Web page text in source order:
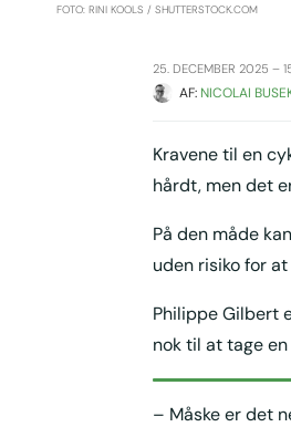
FOTO: RINI KOOLS / SHUTTERSTOCK.COM
25. DECEMBER 2025 –
AF: NICOLAI
Kravene til en
hårdt, men det
På den måde
uden risiko for
Philippe Gilbert
nok til at tage en
– Måske er det